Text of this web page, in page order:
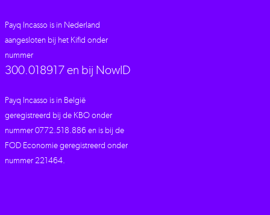
Payq Incasso is in Nederland
aangesloten bij het Kifid onder
nummer
300.018917 en bij NowID
Payq Incasso is in België
geregistreerd bij de KBO onder
nummer 0772.518.886 en is bij de
FOD Economie geregistreerd onder
nummer 221464.